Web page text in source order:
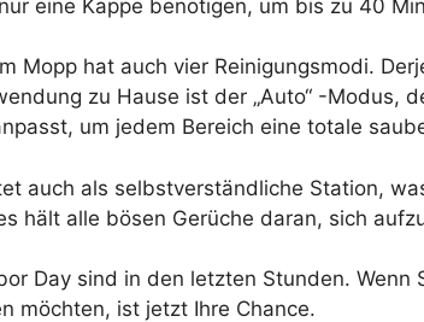
eine Kappe benötigen, um bis zu 40
Mopp hat auch vier Reinigungsmodi.
zu Hause ist der „Auto“ -Modus,
um jedem Bereich eine totale
auch als selbstverständliche Station,
hält alle bösen Gerüche daran, sich
Day sind in den letzten Stunden.
möchten, ist jetzt Ihre Chance.